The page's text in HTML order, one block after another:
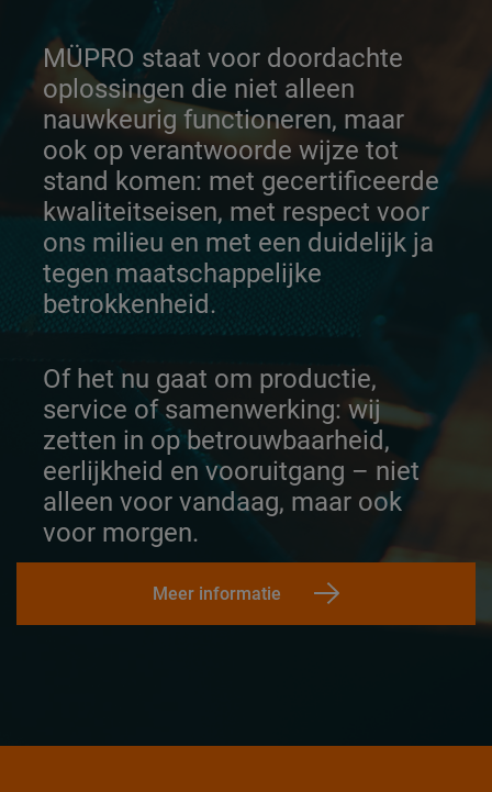
MÜPRO staat voor doordachte
oplossingen die niet alleen
nauwkeurig functioneren, maar
ook op verantwoorde wijze tot
stand komen: met gecertificeerde
kwaliteitseisen, met respect voor
ons milieu en met een duidelijk ja
tegen maatschappelijke
betrokkenheid.
Of het nu gaat om productie,
service of samenwerking: wij
zetten in op betrouwbaarheid,
eerlijkheid en vooruitgang – niet
alleen voor vandaag, maar ook
voor morgen.
Meer informatie